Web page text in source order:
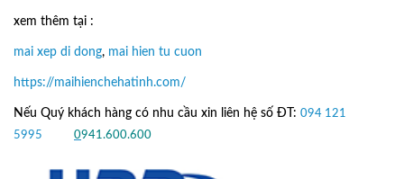
xem thêm tại :
mai xep di dong, mai hien tu cuon
https://maihienchehatinh.com/
Nếu Quý khách hàng có nhu cầu xin liên hệ số ĐT: 094 121
5995
0941.600.600